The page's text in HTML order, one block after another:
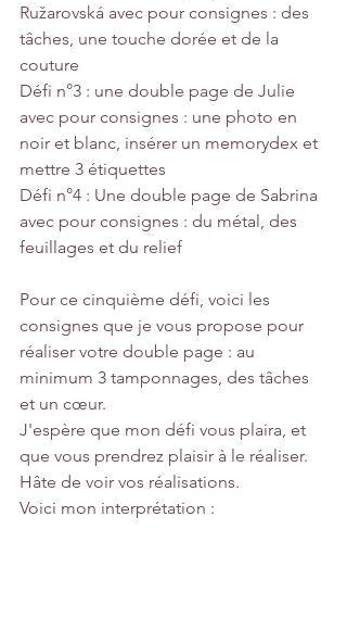
Ružarovská avec pour consignes : des
tâches, une touche dorée et de la
couture
Défi n°3 : une double page de Julie
avec pour consignes : une photo en
noir et blanc, insérer un memorydex et
mettre 3 étiquettes
Défi n°4 : Une double page de Sabrina
avec pour consignes : du métal, des
feuillages et du relief
Pour ce cinquième défi, voici les
consignes que je vous propose pour
réaliser votre double page : au
minimum 3 tamponnages, des tâches
et un cœur.
J'espère que mon défi vous plaira, et
que vous prendrez plaisir à le réaliser.
Hâte de voir vos réalisations.
Voici mon interprétation :